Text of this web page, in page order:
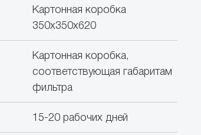
Картонная коробка
350х350х620
Картонная коробка,
соответствующая габаритам
фильтра
15-20 рабочих дней